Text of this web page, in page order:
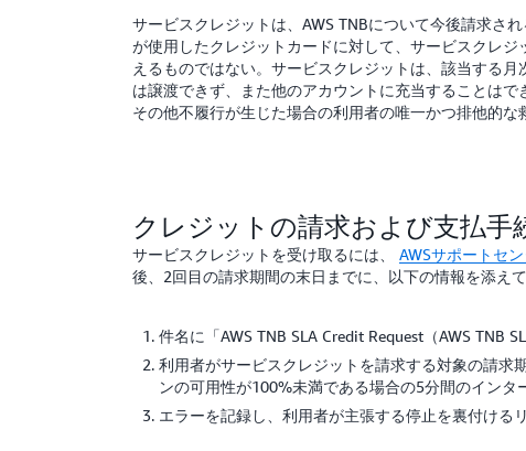
サービスクレジットは、AWS TNBについて今後請求さ
が使用したクレジットカードに対して、サービスクレ
えるものではない。サービスクレジットは、該当する
は譲渡できず、また他のアカウントに充当することは
その他不履行が生じた場合の利用者の唯一かつ排他的
クレジットの請求および支払手
サービスクレジットを受け取るには、 AWSサポートセ
後、2回目の請求期間の末日までに、以下の情報を添え
件名に「AWS TNB SLA Credit Request（AWS TNB
利用者がサービスクレジットを請求する対象の請求
ンの可用性が100%未満である場合の5分間のイン
エラーを記録し、利用者が主張する停止を裏付ける